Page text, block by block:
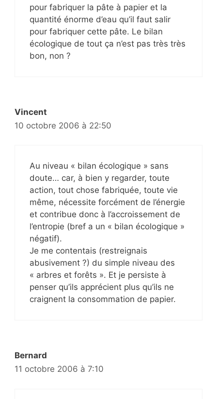
pour fabriquer la pâte à papier et la
quantité énorme d’eau qu’il faut salir
pour fabriquer cette pâte. Le bilan
écologique de tout ça n’est pas très très
bon, non ?
Vincent
10 octobre 2006 à 22:50
Au niveau « bilan écologique » sans
doute… car, à bien y regarder, toute
action, tout chose fabriquée, toute vie
même, nécessite forcément de l’énergie
et contribue donc à l’accroissement de
l’entropie (bref a un « bilan écologique »
négatif).
Je me contentais (restreignais
abusivement ?) du simple niveau des
« arbres et forêts ». Et je persiste à
penser qu’ils apprécient plus qu’ils ne
craignent la consommation de papier.
Bernard
11 octobre 2006 à 7:10